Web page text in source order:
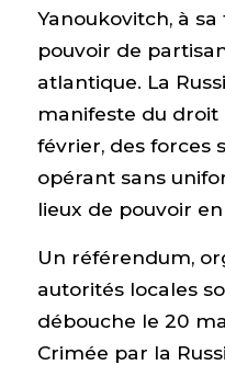
Yanoukovitch, à sa
pouvoir de
atlantique. La
manifeste du droit
février, des forces
opérant sans
lieux de pouvoir
Un référendum,
autorités locales
débouche le 20
Crimée par la